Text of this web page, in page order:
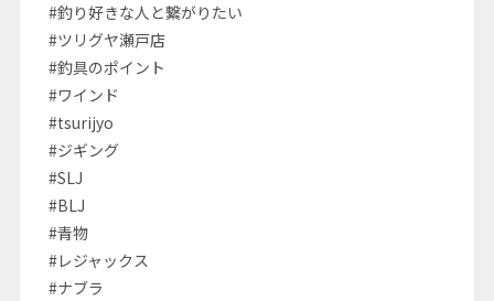
#釣り好きな人と繋がりたい
#ツリグヤ瀬戸店
#釣具のポイント
#ワインド
#tsurijyo
#ジギング
#SLJ
#BLJ
#青物
#レジャックス
#ナブラ